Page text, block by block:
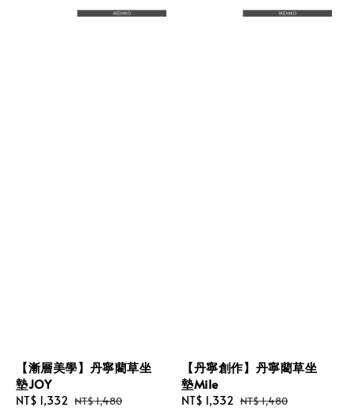
【漸層美學】丹寧藺草坐
墊JOY
Sale
NT$ 1,332 Regular
NT$ 1,480
【丹寧創作】丹寧藺草坐
墊Mile
Sale
NT$ 1,332 Regular
NT$ 1,480